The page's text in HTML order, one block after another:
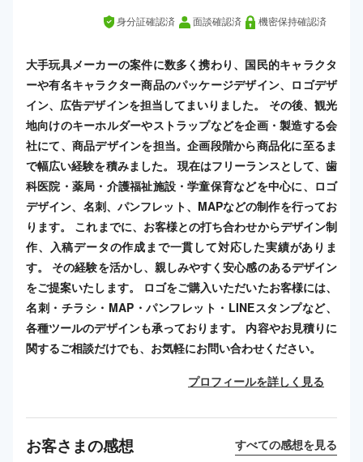
身分証確認済 面談確認済 機密保持確認済
大手玩具メーカーの案件に数多く携わり、国民的キャラクタ
ーや有名キャラクター商品のパッケージデザイン、ロゴデザ
イン、広告デザインを担当してまいりました。 その後、観光
地向けのキーホルダーやストラップなどを企画・製造する会
社にて、商品デザインを担当。企画段階から商品化に至るま
で幅広い経験を積みました。 現在はフリーランスとして、歯
科医院・薬局・介護福祉施設・学童保育などを中心に、ロゴ
デザイン、名刺、パンフレット、MAPなどの制作を行ってお
ります。 これまでに、お客様との打ち合わせからデザイン制
作、入稿データの作成まで一貫して対応した実績がありま
す。 その経験を活かし、親しみやすく安心感のあるデザイン
をご提案いたします。 ロゴをご購入いただいたお客様には、
名刺・チラシ・MAP・パンフレット・LINEスタンプなど、
各種ツールのデザインも承っております。 内容やお見積りに
関するご相談だけでも、お気軽にお問い合わせください。
プロフィールを詳しく見る
お客さまの感想 すべての感想を見る